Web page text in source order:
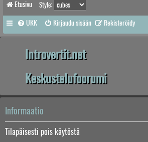
Etusivu Style:
UKK Kirjaudu sisään Rekisteröidy
Introvertit.net
Keskustelufoorumi
Informaatio
Tilapäisesti pois käytöstä